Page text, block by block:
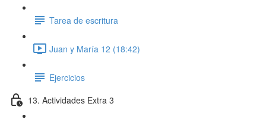
Tarea de escritura
Juan y María 12 (18:42)
Ejercicios
13. Actividades Extra 3